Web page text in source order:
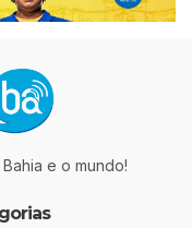
e o mundo!